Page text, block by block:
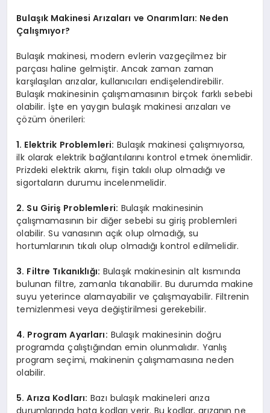
Bulaşık Makinesi Arızaları ve Onarımları: Neden
Çalışmıyor?
Bulaşık makinesi, modern evlerin vazgeçilmez bir
parçası haline gelmiştir. Ancak zaman zaman
karşılaşılan arızalar, kullanıcıları endişelendirebilir.
Bulaşık makinesinin çalışmamasının birçok farklı sebebi
olabilir. İşte en yaygın bulaşık makinesi arızaları ve
çözüm önerileri:
1. Elektrik Problemleri: Bulaşık makinesi çalışmıyorsa,
ilk olarak elektrik bağlantılarını kontrol etmek önemlidir.
Prizdeki elektrik akımı, fişin takılı olup olmadığı ve
sigortaların durumu incelenmelidir.
2. Su Giriş Problemleri: Bulaşık makinesinin
çalışmamasının bir diğer sebebi su giriş problemleri
olabilir. Su vanasının açık olup olmadığı, su
hortumlarının tıkalı olup olmadığı kontrol edilmelidir.
3. Filtre Tıkanıklığı: Bulaşık makinesinin alt kısmında
bulunan filtre, zamanla tıkanabilir. Bu durumda makine
suyu yeterince alamayabilir ve çalışmayabilir. Filtrenin
temizlenmesi veya değiştirilmesi gerekebilir.
4. Program Ayarları: Bulaşık makinesinin doğru
programda çalıştığından emin olunmalıdır. Yanlış
program seçimi, makinenin çalışmamasına neden
olabilir.
5. Arıza Kodları: Bazı bulaşık makineleri arıza